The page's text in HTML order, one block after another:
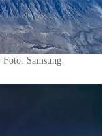
Samsung